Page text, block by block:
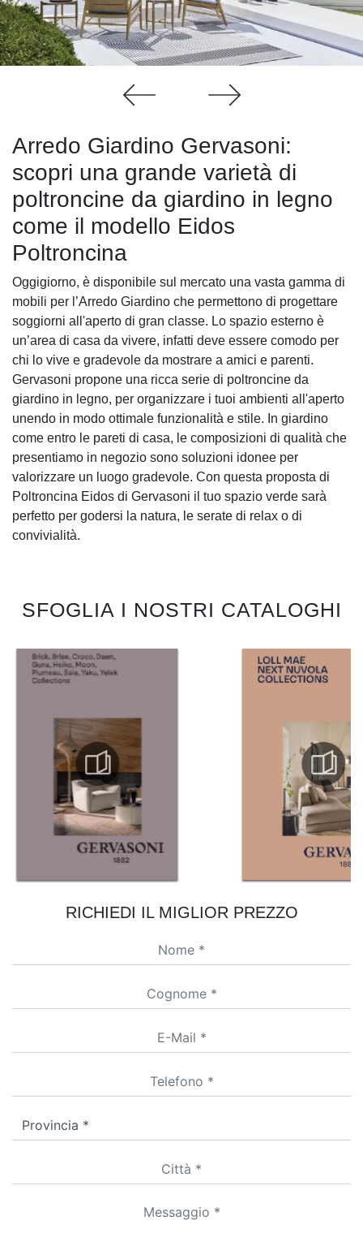
Arredo Giardino Gervasoni:
scopri una grande varietà di
poltroncine da giardino in legno
come il modello Eidos
Poltroncina
Oggigiorno, è disponibile sul mercato una vasta gamma di
mobili per l’Arredo Giardino che permettono di progettare
soggiorni all'aperto di gran classe. Lo spazio esterno è
un’area di casa da vivere, infatti deve essere comodo per
chi lo vive e gradevole da mostrare a amici e parenti.
Gervasoni propone una ricca serie di poltroncine da
giardino in legno, per organizzare i tuoi ambienti all'aperto
unendo in modo ottimale funzionalità e stile. In giardino
come entro le pareti di casa, le composizioni di qualità che
presentiamo in negozio sono soluzioni idonee per
valorizzare un luogo gradevole. Con questa proposta di
Poltroncina Eidos di Gervasoni il tuo spazio verde sarà
perfetto per godersi la natura, le serate di relax o di
convivialità.
SFOGLIA I NOSTRI CATALOGHI
RICHIEDI IL MIGLIOR PREZZO